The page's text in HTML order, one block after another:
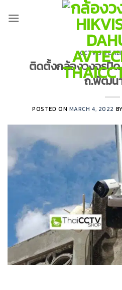
CCTV SITE
ติดตั้งกล้องวงจรปิด
ถ.พัฒน
POSTED ON MARCH 4, 2022